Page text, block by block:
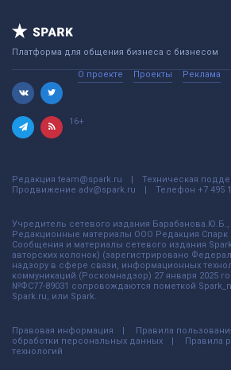
Платформа для общения бизнеса с бизнесом
О проекте Проекты Реклама
16+
Редакция team@spark.ru Техническая
Продвижение adv@spark.ru Телефон +7 495
Учредитель сетевого издания Барабанова.Ю.Б.,
Редакционные материалы ООО Редакция Спарк
Сообщения и материалы сетевого издания
авторских колонок) (зарегистрировано
надзору в сфере связи, информационных
коммуникаций (Роскомнадзор) 27 января 2025
№ФС77-89031 сопровождаются пометкой
Spark.ru, или Spark.
Правовая информация Правила
обработки персональных данных
Правила
технологий